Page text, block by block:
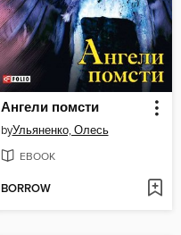
Ангели помсти
byУльяненко, Олесь
EBOOK
BORROW